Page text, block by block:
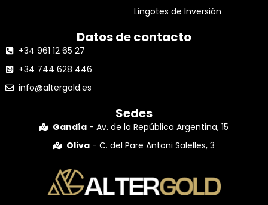
Lingotes de Inversión
Datos de contacto
+34 961 12 65 27
+34 744 628 446
info@altergold.es
Sedes
Gandía - Av. de la República Argentina, 15
Oliva - C. del Pare Antoni Salelles, 3